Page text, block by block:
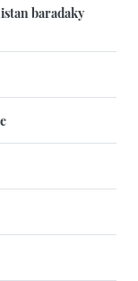
baradaky